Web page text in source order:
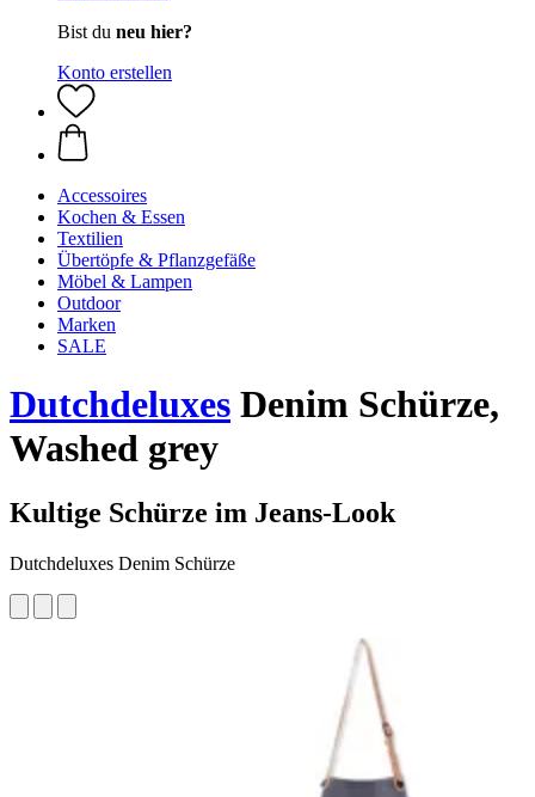
Bist du neu hier?
Konto erstellen
Accessoires
Kochen & Essen
Textilien
Übertöpfe & Pflanzgefäße
Möbel & Lampen
Outdoor
Marken
SALE
Dutchdeluxes Denim Schürze,
Washed grey
Kultige Schürze im Jeans-Look
Dutchdeluxes Denim Schürze